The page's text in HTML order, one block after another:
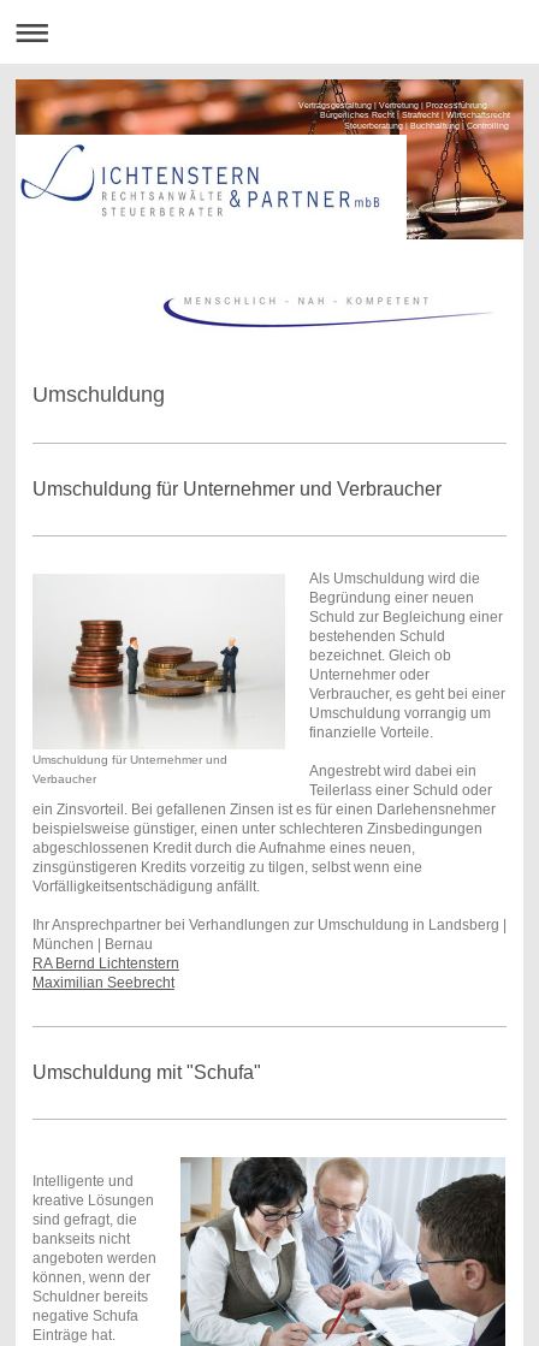
Vertragsgestaltung | Vertretung | Prozessführung
Bürgerliches Recht | Strafrecht | Wirtschaftsrecht
Steuerberatung | Buchhaltung | Controlling
Umschuldung
Umschuldung für Unternehmer und Verbraucher
Umschuldung für Unternehmer und
Verbaucher
Als Umschuldung wird die
Begründung einer neuen
Schuld zur Begleichung einer
bestehenden Schuld
bezeichnet. Gleich ob
Unternehmer oder
Verbraucher, es geht bei einer
Umschuldung vorrangig um
finanzielle Vorteile.
Angestrebt wird dabei ein
Teilerlass einer Schuld oder
ein Zinsvorteil. Bei gefallenen Zinsen ist es für einen Darlehensnehmer
beispielsweise günstiger, einen unter schlechteren Zinsbedingungen
abgeschlossenen Kredit durch die Aufnahme eines neuen,
zinsgünstigeren Kredits vorzeitig zu tilgen, selbst wenn eine
Vorfälligkeitsentschädigung anfällt.
Ihr Ansprechpartner bei Verhandlungen zur Umschuldung in Landsberg |
München | Bernau
RA Bernd Lichtenstern
Maximilian Seebrecht
Umschuldung mit "Schufa"
Intelligente und
kreative Lösungen
sind gefragt, die
bankseits nicht
angeboten werden
können, wenn der
Schuldner bereits
negative Schufa
Einträge hat.